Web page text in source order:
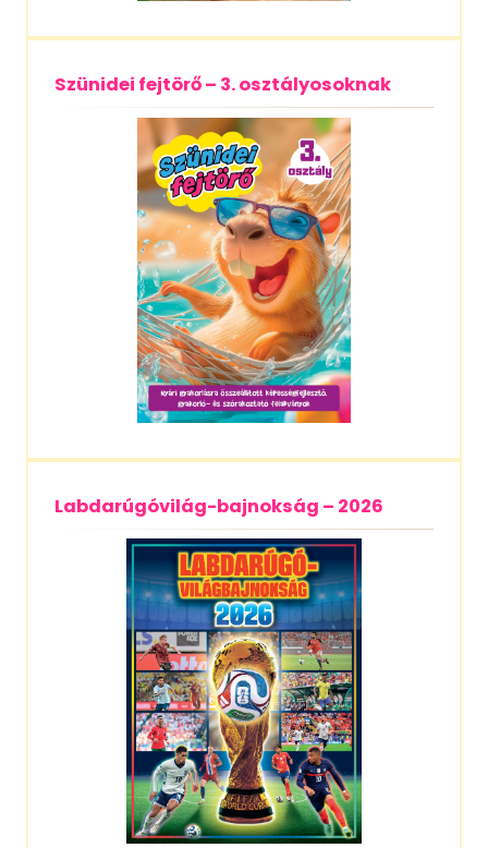
Szünidei fejtörő – 3. osztályosoknak
Labdarúgóvilág-bajnokság – 2026